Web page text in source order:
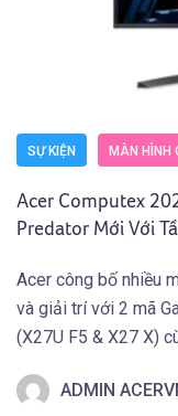
SỰ KIỆN MÀN HÌNH
Acer Computex
Predator Mới Với
Acer công bố nhiều
và giải trí với 2 mã
(X27U F5 & X27 X)
ADMIN